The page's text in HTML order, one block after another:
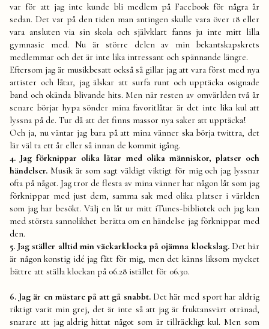
var för att jag inte kunde bli medlem på Facebook för några år
sedan. Det var på den tiden man antingen skulle vara över 18 eller
vara ansluten via sin skola och självklart fanns ju inte mitt lilla
gymnasie med. Nu är större delen av min bekantskapskrets
medlemmar och det är inte lika intressant och spännande längre.
Eftersom jag är musikbesatt också så gillar jag att vara först med nya
artister och låtar, jag älskar att surfa runt och upptäcka osignade
band och okända blivande hits. Men när resten av omvärlden två år
senare börjar hypa sönder mina favoritlåtar är det inte lika kul att
lyssna på de. Tur då att det finns massor nya saker att upptäcka!
Och ja, nu väntar jag bara på att mina vänner ska börja twittra, det
lär väl ta ett år eller så innan de kommit igång.
4. Jag förknippar olika låtar med olika människor, platser och
händelser. Musik är som sagt väldigt viktigt för mig och jag lyssnar
ofta på något. Jag tror de flesta av mina vänner har någon låt som jag
förknippar med just dem, samma sak med olika platser i världen
som jag har besökt. Välj en låt ur mitt iTunes-bibliotek och jag kan
med största sannolikhet berätta om en händelse jag förknippar med
den.
5. Jag ställer alltid min väckarklocka på ojämna klockslag.Det här
är någon konstig idé jag fått för mig, men det känns liksom mycket
bättre att ställa klockan på 06.28 istället för 06.30.
6. Jag är en mästare på att gå snabbt. Det här med sport har aldrig
riktigt varit min grej, det är inte så att jag är fruktansvärt otränad,
snarare att jag aldrig hittat något som är tillräckligt kul. Men som